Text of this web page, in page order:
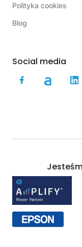
Polityka cookies
Blog
Social media